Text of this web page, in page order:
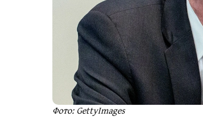
Фото: GettyImages